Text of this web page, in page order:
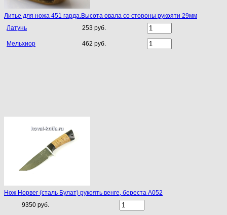
Литье для ножа 451 гарда.Высота овала со стороны рукояти 29мм
Латунь
253 руб.
Мельхиор 462 руб.
Нож Норвег (сталь Булат) рукоять венге, береста A052
9350 руб.